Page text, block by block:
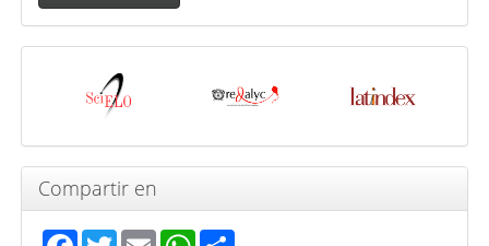
artículo
Indexada
Compartir en
Facebook
TwitterEmailWhatsApp
Share